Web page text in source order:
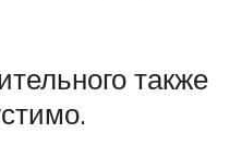
также